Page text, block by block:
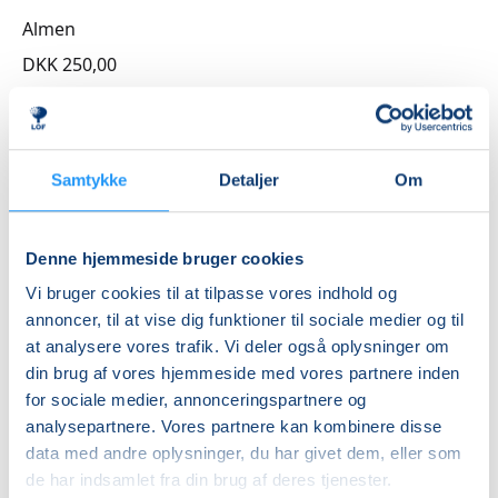
Samtykke Detaljer Om
Denne hjemmeside bruger cookies
Vi bruger cookies til at tilpasse vores indhold og
annoncer, til at vise dig funktioner til sociale medier og til
at analysere vores trafik. Vi deler også oplysninger om
din brug af vores hjemmeside med vores partnere inden
for sociale medier, annonceringspartnere og
analysepartnere. Vores partnere kan kombinere disse
data med andre oplysninger, du har givet dem, eller som
de har indsamlet fra din brug af deres tjenester.
Almen
DKK 250,00
Info
Nummer
mandag 14.09.2026, kl. 17.00 - 18.30
Antal mødegange
1mødegang
Adresse
Mødelokaler, Stenstuegade 3, Stenstuegade 3, 4200
Slagelse (Mødelokale 1)
Se på kort